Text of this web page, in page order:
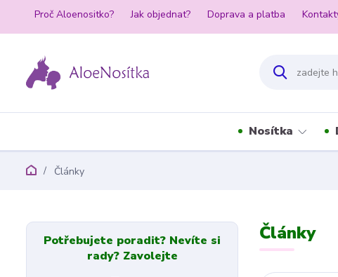
Proč Aloenositko? Jak objednat? Doprava a platba
Nosítka
Články
Články
Potřebujete poradit? Nevíte si
rady? Zavolejte